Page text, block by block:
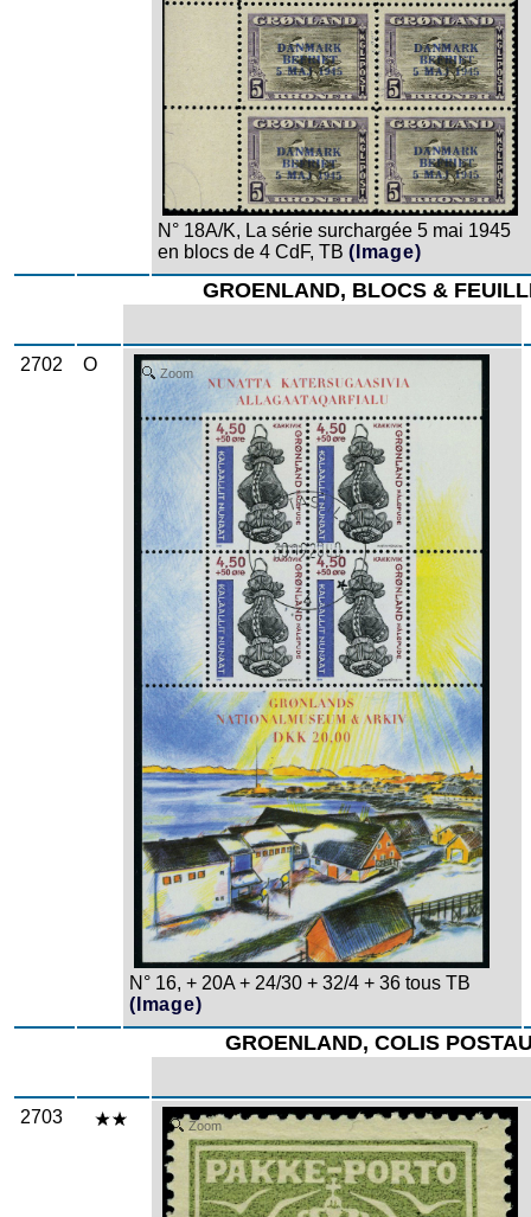
N° 18A/K, La série surchargée 5 mai 1945
en blocs de 4 CdF, TB (Image)
GROENLAND, BLOCS &
2702 O Zoom
N° 16, + 20A + 24/30 + 32/4 + 36 tous TB
(Image)
GROENLAND, COLIS
2703 Zoom